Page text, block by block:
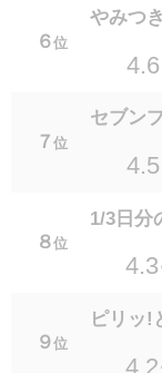
２０ 位
7P さば
2.3
２０ 位
セブン
2.3
２２ 位
豚肉と
2.2
２３ 位
ゴーヤ
2.1
６ 位
やみつ
4.6
７ 位
セブン
4.5
８ 位
1/3日分
4.3
９ 位
ピリッ!
4.2